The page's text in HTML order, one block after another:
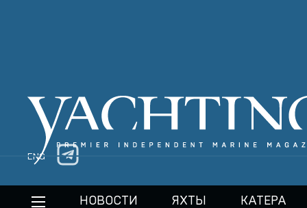
ENG
НОВОСТИ ЯХТЫ КАТЕРА